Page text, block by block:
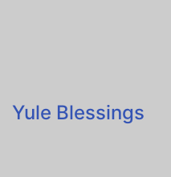
Yule Blessings